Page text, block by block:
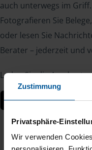
Zustimmung
Privatsphäre-
Wir verwenden
auch unterwegs im Griff.
Fotografieren Sie
oder lesen Sie
Berater – jederzeit und
Laden Sie die App